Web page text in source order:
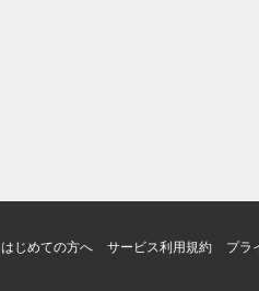
はじめての方へ サービス利用規約 プラ